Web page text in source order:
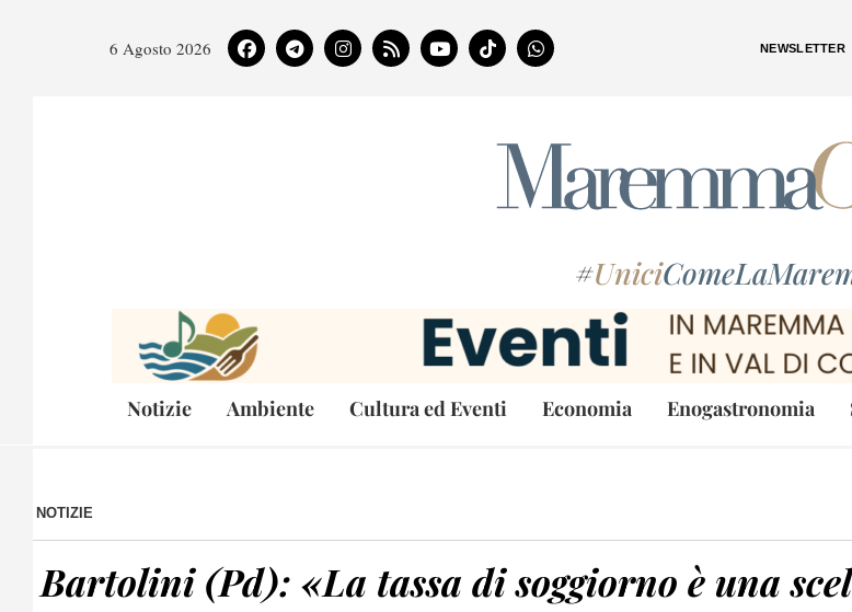
6 Agosto 2026 NEWSLETTER
#Unici
Notizie Ambiente Cultura ed Eventi Economia Enogastronomia
NOTIZIE
Bartolini (Pd): «La tassa di soggiorno è una